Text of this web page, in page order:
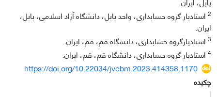
2 استادیار گروه حسابداری، واحد بابل، دانشگاه آزاد اسلامی، بابل،
ایران.
3 استادیارگروه حسابداری، دانشگاه قم، قم، ایران.
4 استادیار گروه حسابداری، دانشگاه قم، قم، ایران.
https://doi.org/10.22034/jvcbm.2023.414358.1170
چکیده